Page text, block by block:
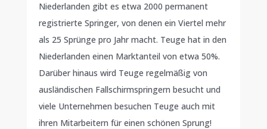
Niederlanden gibt es etwa 2000 permanent
registrierte Springer, von denen ein Viertel mehr
als 25 Sprünge pro Jahr macht. Teuge hat in den
Niederlanden einen Marktanteil von etwa 50%.
Darüber hinaus wird Teuge regelmäßig von
ausländischen Fallschirmspringern besucht und
viele Unternehmen besuchen Teuge auch mit
ihren Mitarbeitern für einen schönen Sprung!